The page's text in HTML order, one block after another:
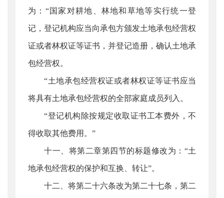
为：“国家对耕地、林地和草地等实行统一登
记，登记机构应当向承包方颁发土地承包经营权
证或者林权证等证书，并登记造册，确认土地承
包经营权。
“土地承包经营权证或者林权证等证书应当
将具有土地承包经营权的全部家庭成员列入。
“登记机构除按规定收取证书工本费外，不
得收取其他费用。”
十一、将第二章第四节的标题修改为：“土
地承包经营权的保护和互换、转让”。
十二、将第二十六条改为第二十七条，第二